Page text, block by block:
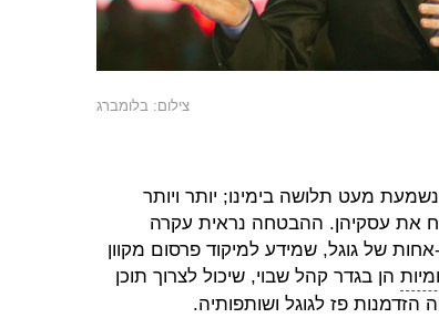
צילום: בלומברג
מעט תלושה בימינו; יותר ויותר
את עסקיהן. ההבטחה נראית עקרה
של גוגל, שמידע למיקוד פרסום מקוון
הן בגדר קהל שבוי, שיכול לצרוך תוכן
פז לגוגל ושותפותיה.